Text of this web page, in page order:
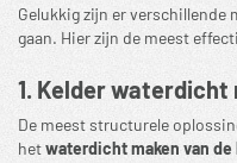
Gelukkig zijn er
gaan. Hier zijn de meest
1. Kelder waterdicht
De meest structurele
hetwaterdicht maken van de